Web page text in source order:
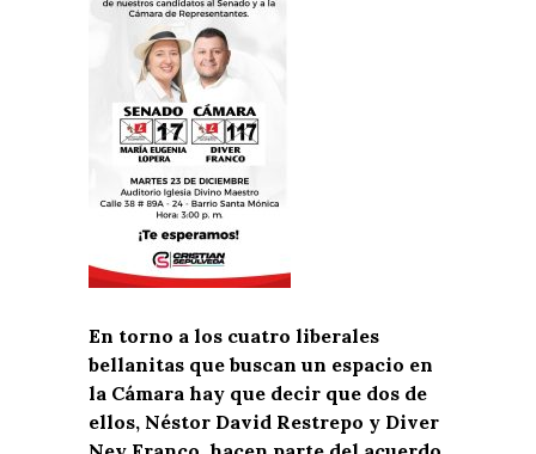
En torno a los cuatro liberales
bellanitas que buscan un espacio en
la Cámara hay que decir que dos de
ellos, Néstor David Restrepo y Diver